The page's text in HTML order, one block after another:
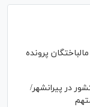
مالباختگان پرونده
در پیرانشهر/